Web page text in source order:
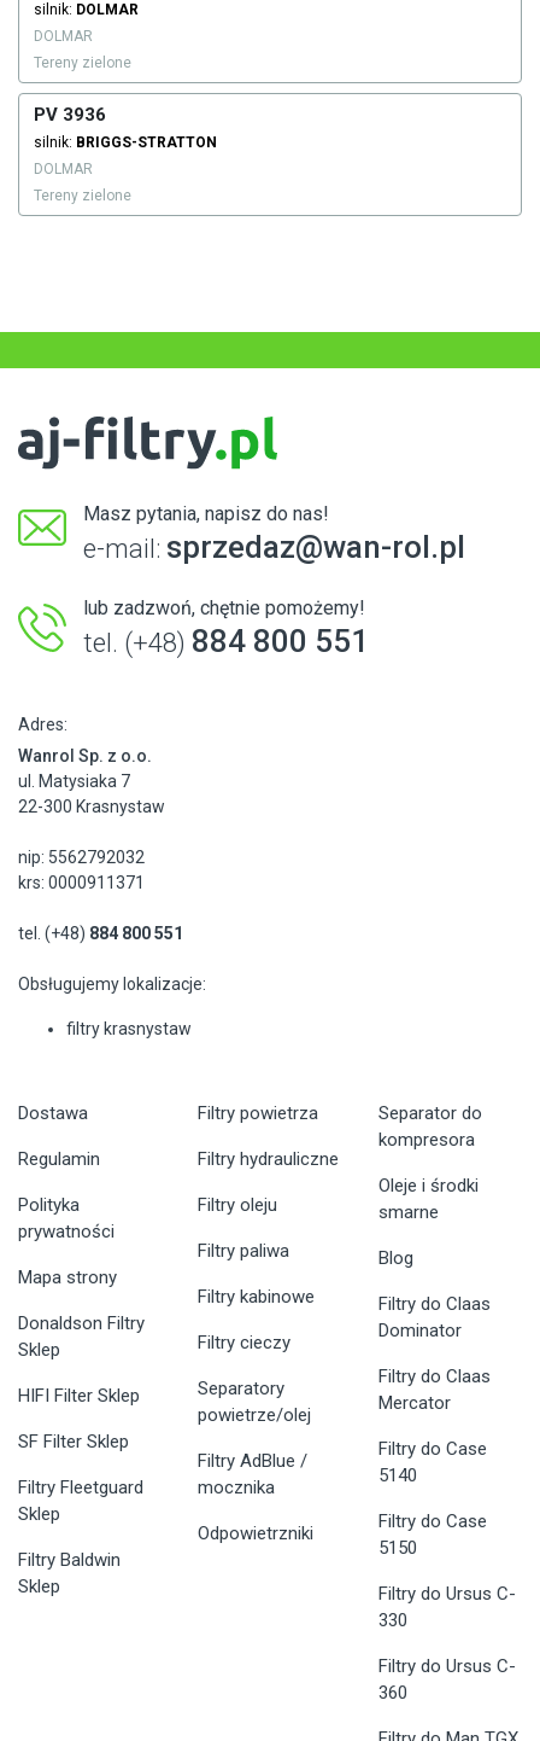
silnik: DOLMAR
DOLMAR
Tereny zielone
PV 3936
silnik: BRIGGS-STRATTON
DOLMAR
Tereny zielone
Masz pytania, napisz do nas!
e-mail: sprzedaz@wan-rol.pl
lub zadzwoń, chętnie pomożemy!
tel. (+48) 884 800 551
Adres:
Wanrol Sp. z o.o.
ul. Matysiaka 7
22-300 Krasnystaw
nip: 5562792032
krs: 0000911371
tel. (+48) 884 800 551
Obsługujemy lokalizacje:
filtry krasnystaw
Dostawa
Regulamin
Polityka
prywatności
Mapa strony
Donaldson Filtry
Sklep
HIFI Filter Sklep
SF Filter Sklep
Filtry Fleetguard
Sklep
Filtry Baldwin
Sklep
Filtry powietrza
Filtry hydrauliczne
Filtry oleju
Filtry paliwa
Filtry kabinowe
Filtry cieczy
Separatory
powietrze/olej
Filtry AdBlue /
mocznika
Odpowietrzniki
Separator do
kompresora
Oleje i środki
smarne
Blog
Filtry do Claas
Dominator
Filtry do Claas
Mercator
Filtry do Case
5140
Filtry do Case
5150
Filtry do Ursus C-
330
Filtry do Ursus C-
360